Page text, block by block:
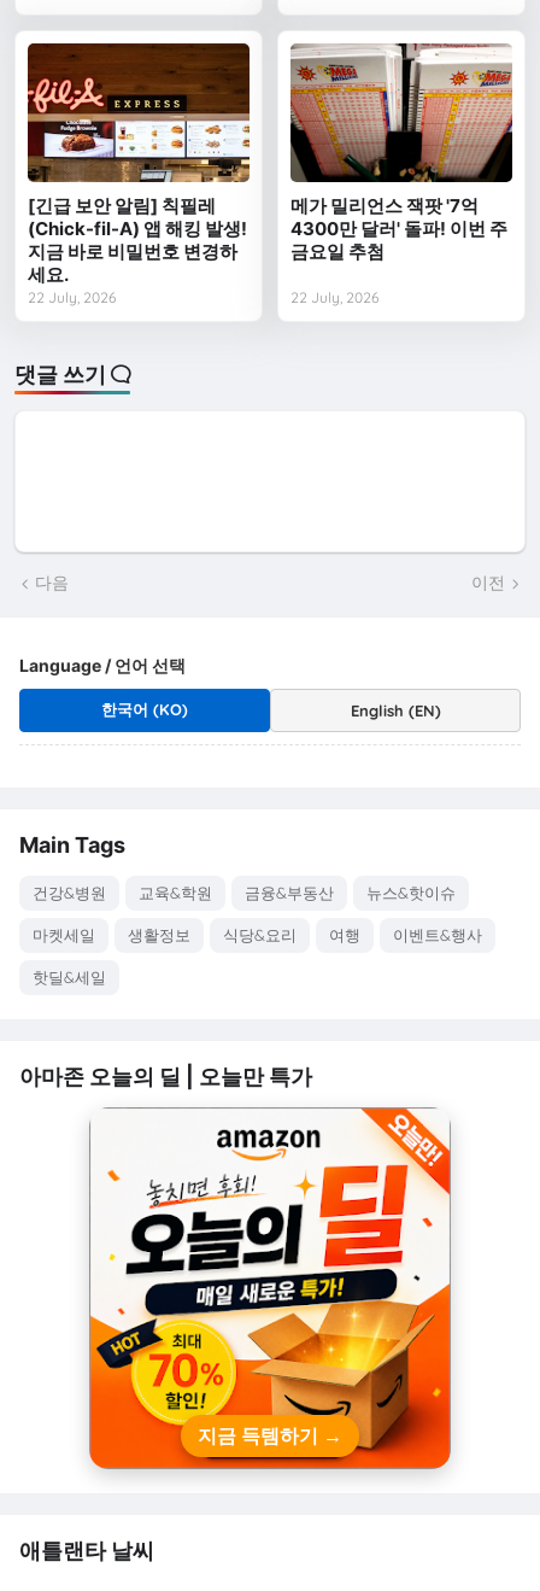
[긴급 보안 알림] 칙필레
(Chick-fil-A) 앱 해킹 발생!
지금 바로 비밀번호 변경하
세요.
22 July, 2026
메가 밀리언스 잭팟 '7억
4300만 달러' 돌파! 이번 주
금요일 추첨
22 July, 2026
댓글 쓰기
다음 이전
Language / 언어 선택
한국어 (KO) English (EN)
Main Tags
건강&병원 교육&학원 금융&부동산 뉴스&핫이슈
마켓세일 생활정보 식당&요리 여행 이벤트&행사
핫딜&세일
아마존 오늘의 딜 | 오늘만 특가
지금 득템하기 →
애틀랜타 날씨